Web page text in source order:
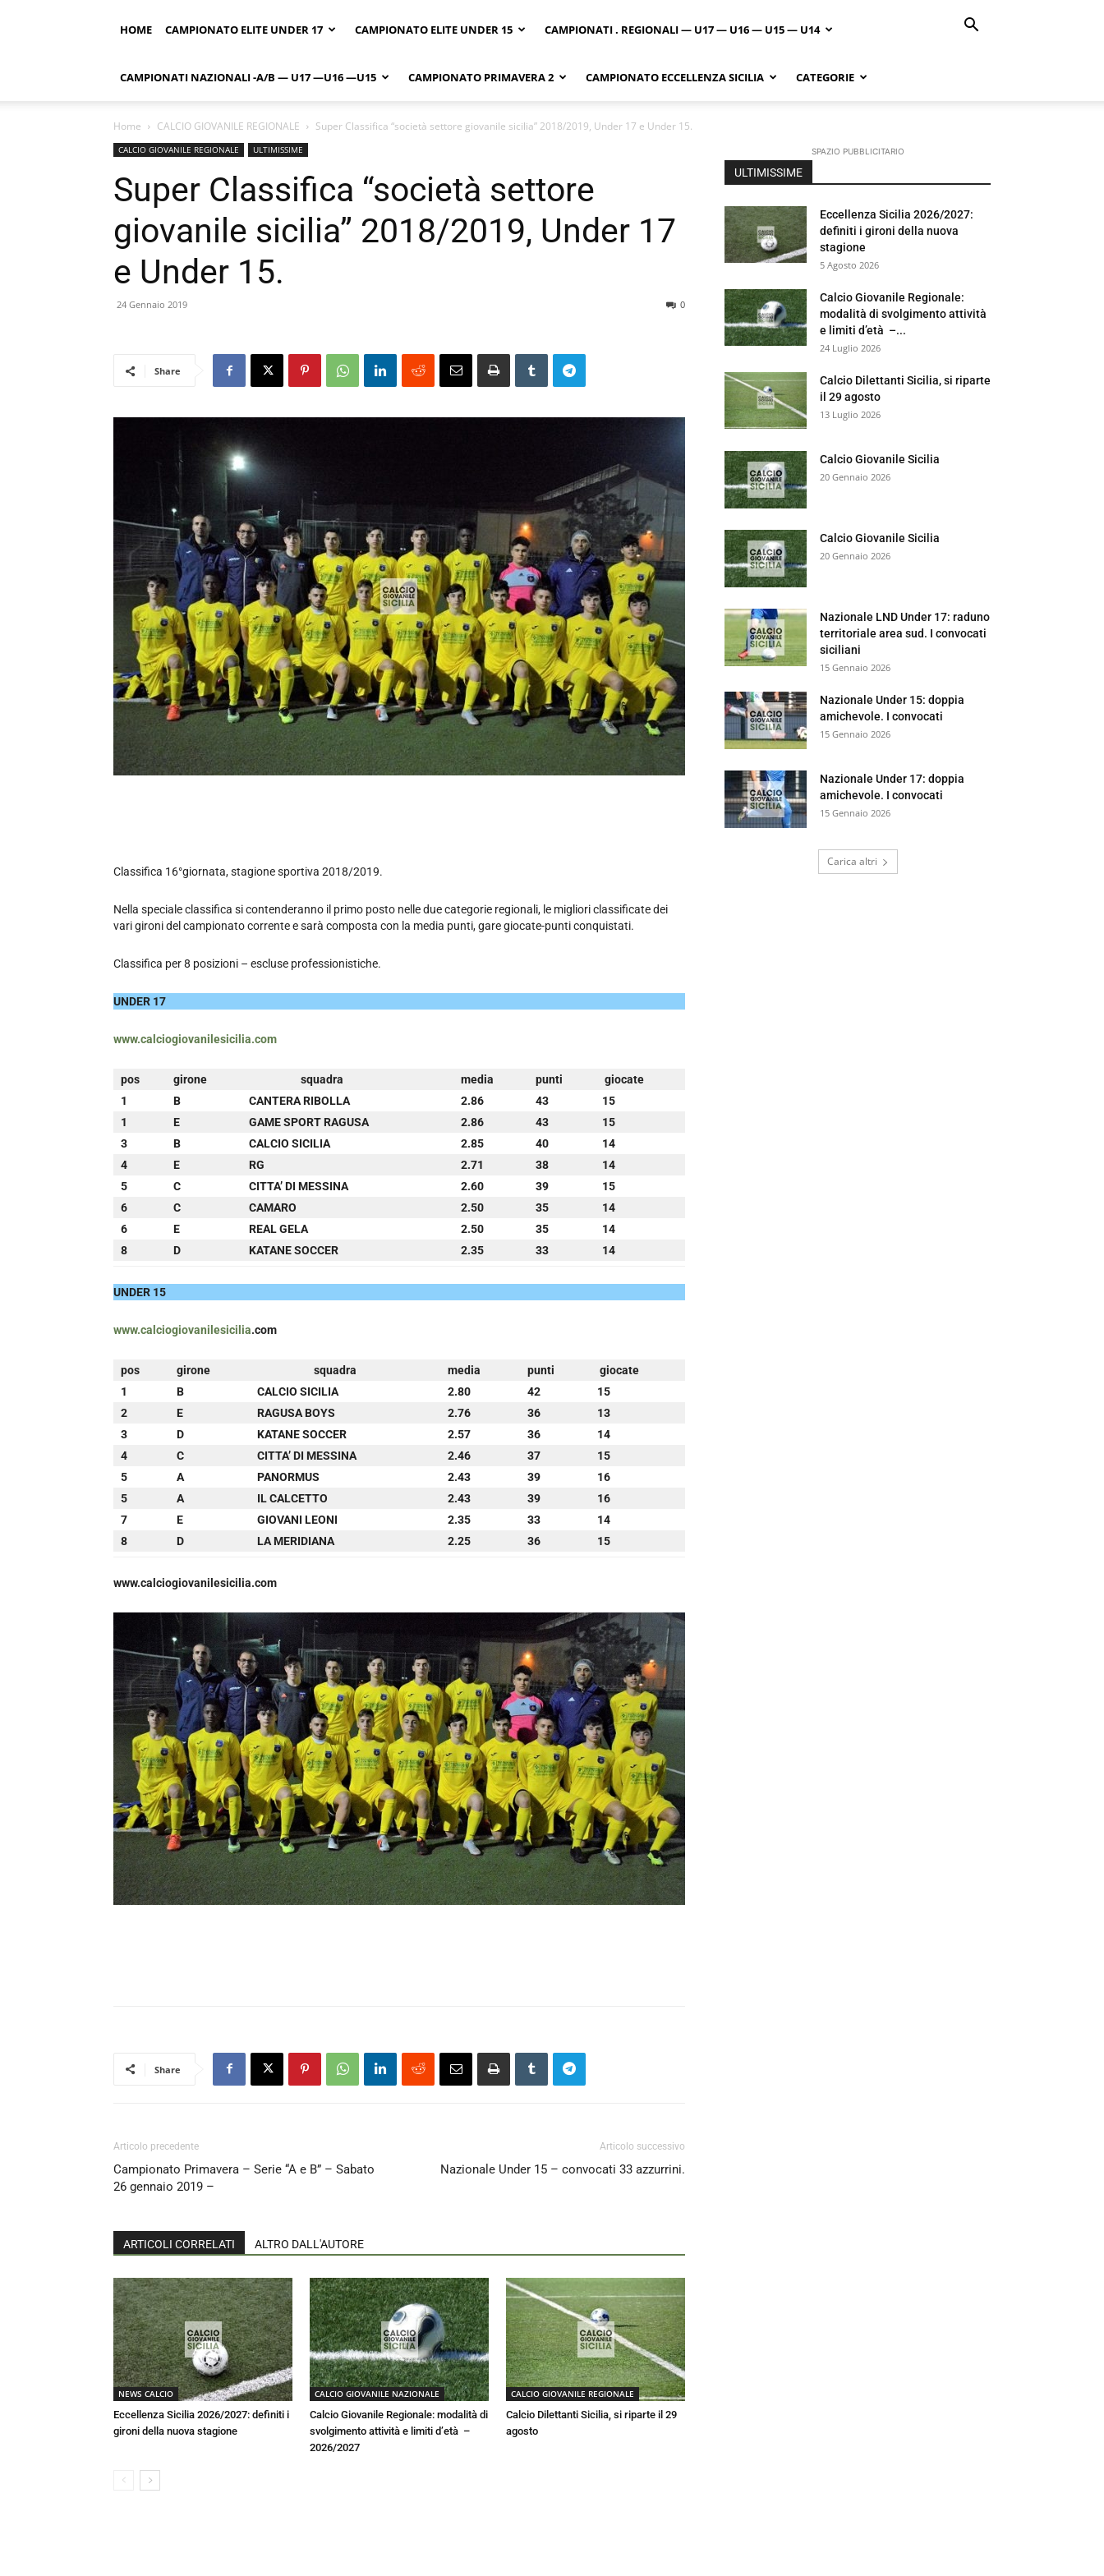
HOME CAMPIONATO ELITE UNDER 17 CAMPIONATO ELITE UNDER 15 CAMPIONATI . REGIONALI — U17 — U16 — U15 — U14
CAMPIONATI NAZIONALI -A/B — U17 —U16 —U15 CAMPIONATO PRIMAVERA 2 CAMPIONATO ECCELLENZA SICILIA CATEGORIE
Home CALCIO GIOVANILE REGIONALE Super Classifica “società settore giovanile sicilia” 2018/2019, Under 17 e Under 15.
CALCIO GIOVANILE REGIONALE ULTIMISSIME
Super Classifica “società settore
giovanile sicilia” 2018/2019, Under 17
e Under 15.
24 Gennaio 2019 0
Share
Classifica 16°giornata, stagione sportiva 2018/2019.
Nella speciale classifica si contenderanno il primo posto nelle due categorie regionali, le migliori classificate dei
vari gironi del campionato corrente e sarà composta con la media punti, gare giocate-punti conquistati.
Classifica per 8 posizioni – escluse professionistiche.
UNDER 17
www.calciogiovanilesicilia.com
pos girone squadra media punti
giocate
1
B CANTERA RIBOLLA 2.86 43
15
1
E GAME SPORT RAGUSA 2.86 43
15
3
B CALCIO SICILIA 2.85 40
14
4
E RG 2.71 38
14
5
C CITTA’ DI MESSINA 2.60 39
15
6
C CAMARO 2.50 35
14
6
E REAL GELA 2.50 35
14
8
D KATANE SOCCER 2.35 33 14
UNDER 15
www.calciogiovanilesicilia.com
pos girone squadra media punti
giocate
1
B CALCIO SICILIA 2.80 42
15
2
E RAGUSA BOYS 2.76 36
13
3
D KATANE SOCCER 2.57 36
14
4
C CITTA’ DI MESSINA 2.46 37
15
5
A PANORMUS 2.43 39
16
5
A IL CALCETTO 2.43 39
16
7
E GIOVANI LEONI 2.35 33
14
8
D LA MERIDIANA 2.25 36 15
www.calciogiovanilesicilia.com
Share
Articolo precedente
Campionato Primavera – Serie “A e B” – Sabato
26 gennaio 2019 –
Articolo successivo
Nazionale Under 15 – convocati 33 azzurrini.
ARTICOLI CORRELATI ALTRO DALL'AUTORE
NEWS CALCIO
Eccellenza Sicilia 2026/2027: definiti i
gironi della nuova stagione
CALCIO GIOVANILE NAZIONALE
Calcio Giovanile Regionale: modalità di
svolgimento attività e limiti d’età –
2026/2027
CALCIO GIOVANILE REGIONALE
Calcio Dilettanti Sicilia, si riparte il 29
agosto
SPAZIO PUBBLICITARIO
ULTIMISSIME
Eccellenza Sicilia 2026/2027:
definiti i gironi della nuova
stagione
5 Agosto 2026
Calcio Giovanile Regionale:
modalità di svolgimento attività
e limiti d’età –...
24 Luglio 2026
Calcio Dilettanti Sicilia, si riparte
il 29 agosto
13 Luglio 2026
Calcio Giovanile Sicilia
20 Gennaio 2026
Calcio Giovanile Sicilia
20 Gennaio 2026
Nazionale LND Under 17: raduno
territoriale area sud. I convocati
siciliani
15 Gennaio 2026
Nazionale Under 15: doppia
amichevole. I convocati
15 Gennaio 2026
Nazionale Under 17: doppia
amichevole. I convocati
15 Gennaio 2026
Carica altri